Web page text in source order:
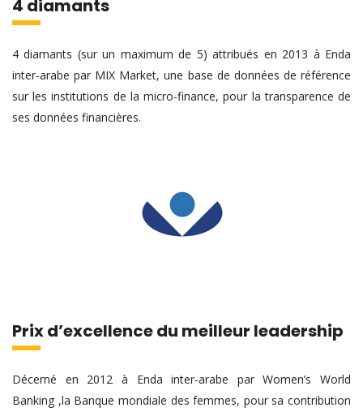
4 diamants
4 diamants (sur un maximum de 5) attribués en 2013 à Enda
inter-arabe par MIX Market, une base de données de référence
sur les institutions de la micro-finance, pour la transparence de
ses données financières.
Prix d’excellence du meilleur leadership
Décerné en 2012 à Enda inter-arabe par Women’s World
Banking ,la Banque mondiale des femmes, pour sa contribution